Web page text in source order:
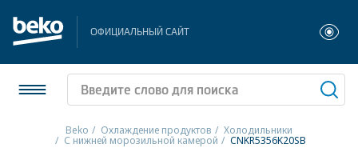
ОФИЦИАЛЬНЫЙ САЙТ
Beko Охлаждение продуктов Холодильники
С нижней морозильной камерой CNKR5356K20SB